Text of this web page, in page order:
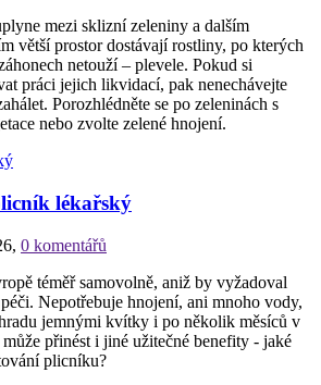
mezi sklizní zeleniny a dalším
větší prostor dostávají rostliny, po kterých
netouží – plevele. Pokud si
práci jejich likvidací, pak nenechávejte
Porozhlédněte se po zeleninách s
nebo zvolte zelené hnojení.
lékařský
, 0 komentářů
téměř samovolně, aniž by vyžadoval
Nepotřebuje hnojení, ani mnoho vody,
jemnými kvítky i po několik měsíců v
přinést i jiné užitečné benefity - jaké
plicníku?